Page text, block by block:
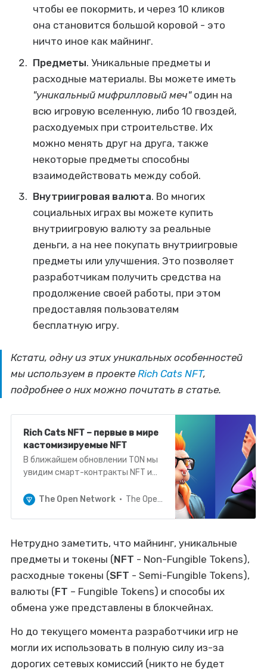
чтобы ее покормить, и через 10 кликов
она становится большой коровой - это
ничто иное как майнинг.
Предметы. Уникальные предметы и
расходные материалы. Вы можете иметь
"уникальный мифрилловый меч"один на
всю игровую вселенную, либо 10 гвоздей,
расходуемых при строительстве. Их
можно менять друг на друга, также
некоторые предметы способны
взаимодействовать между собой.
Внутриигровая валюта. Во многих
социальных играх вы можете купить
внутриигровую валюту за реальные
деньги, а на нее покупать внутриигровые
предметы или улучшения. Это позволяет
разработчикам получить средства на
продолжение своей работы, при этом
предоставляя пользователям
бесплатную игру.
Кстати, одну из этих уникальных особенностей
мы используем в проекте Rich Cats NFT,
подробнее о них можно почитать в статье.
Rich Cats NFT – первые в мире
кастомизируемые NFT
В ближайшем обновлении TON мы
увидим смарт-контракты NFT и
событию мы совместно с
разобрали принцип их работы.
как в нашей сети, так и за её
пределами. Наблюдая за
десятками однотипных проектов
мы видим, что большинс…
The Open Network The Open Network
Нетрудно заметить, что майнинг, уникальные
предметы и токены (NFT - Non-Fungible Tokens),
расходные токены (SFT - Semi-Fungible Tokens),
валюты (FT – Fungible Tokens) и способы их
обмена уже представлены в блокчейнах.
Но до текущего момента разработчики игр не
могли их использовать в полную силу из-за
дорогих сетевых комиссий (никто не будет